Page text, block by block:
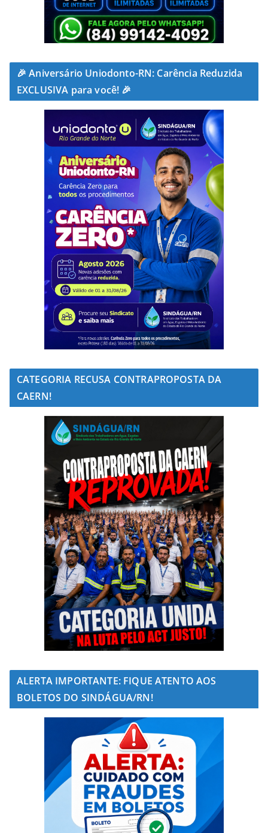
🎉 Aniversário Uniodonto-RN: Carência Reduzida
EXCLUSIVA para você! 🎉
CATEGORIA RECUSA CONTRAPROPOSTA DA
CAERN!
ALERTA IMPORTANTE: FIQUE ATENTO AOS
BOLETOS DO SINDÁGUA/RN!